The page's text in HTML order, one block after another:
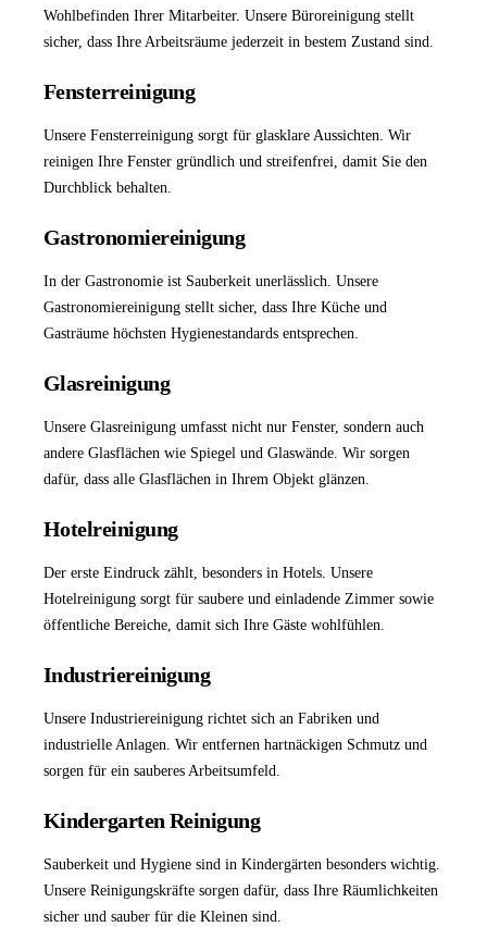
Wohlbefinden Ihrer Mitarbeiter. Unsere Büroreinigung stellt
sicher, dass Ihre Arbeitsräume jederzeit in bestem Zustand sind.
Fensterreinigung
Unsere Fensterreinigung sorgt für glasklare Aussichten. Wir
reinigen Ihre Fenster gründlich und streifenfrei, damit Sie den
Durchblick behalten.
Gastronomiereinigung
In der Gastronomie ist Sauberkeit unerlässlich. Unsere
Gastronomiereinigung stellt sicher, dass Ihre Küche und
Gasträume höchsten Hygienestandards entsprechen.
Glasreinigung
Unsere Glasreinigung umfasst nicht nur Fenster, sondern auch
andere Glasflächen wie Spiegel und Glaswände. Wir sorgen
dafür, dass alle Glasflächen in Ihrem Objekt glänzen.
Hotelreinigung
Der erste Eindruck zählt, besonders in Hotels. Unsere
Hotelreinigung sorgt für saubere und einladende Zimmer sowie
öffentliche Bereiche, damit sich Ihre Gäste wohlfühlen.
Industriereinigung
Unsere Industriereinigung richtet sich an Fabriken und
industrielle Anlagen. Wir entfernen hartnäckigen Schmutz und
sorgen für ein sauberes Arbeitsumfeld.
Kindergarten Reinigung
Sauberkeit und Hygiene sind in Kindergärten besonders wichtig.
Unsere Reinigungskräfte sorgen dafür, dass Ihre Räumlichkeiten
sicher und sauber für die Kleinen sind.